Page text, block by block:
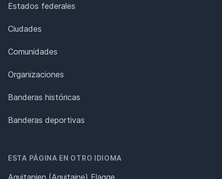
Estados federales
Ciudades
Comunidades
Organizaciones
Banderas históricas
Banderas deportivas
ESTA PÁGINA EN OTRO IDIOMA
Aquitanien (Aquitaine) Flagge